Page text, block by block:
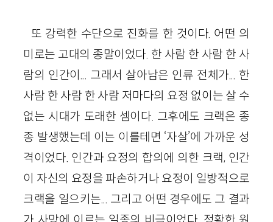
또 강력한 수단으로 진화를 한 것이다. 어떤 의
미로는 고대의 종말이었다. 한 사람 한 사람 한 사
람의 인간이... 그래서 살아남은 인류 전체가... 한
사람 한 사람 한 사람 저마다의 요정 없이는 살 수
없는 시대가 도래한 셈이다. 그후에도 크랙은 종
종 발생했는데 이는 이를테면 ‘자살’에 가까운 성
격이었다. 인간과 요정의 합의에 의한 크랙, 인간
이 자신의 요정을 파손하거나 요정이 일방적으로
크랙을 일으키는... 그리고 어떤 경우에도 그 결과